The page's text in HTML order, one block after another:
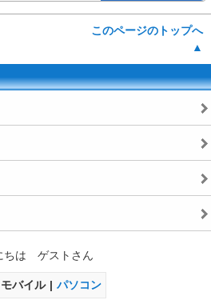
このページのトップへ
▲
ちは ゲストさん
モバイル パソコン